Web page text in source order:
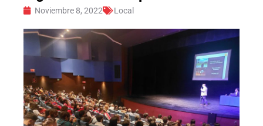
Noviembre 8, 2022 Local